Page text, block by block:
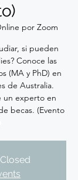
por Zoom
si pueden
Conoce las
(MA y PhD) en
de Australia.
un experto en
becas. (Evento